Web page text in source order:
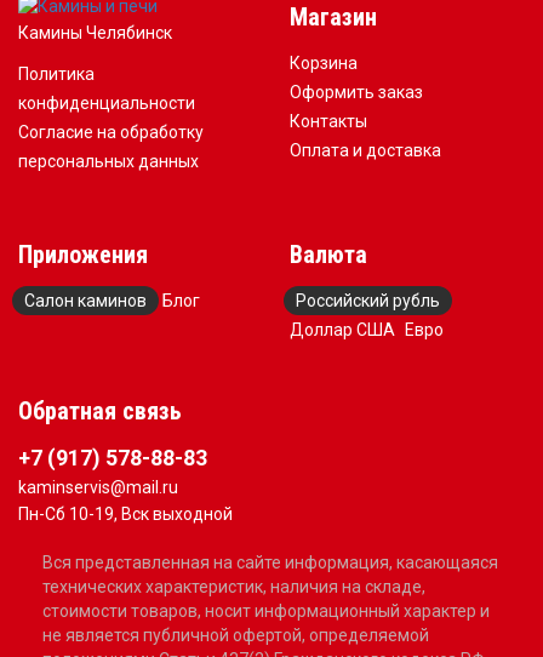
Камины Челябинск
Политика
конфиденциальности
Согласие на обработку
персональных данных
Магазин
Корзина
Оформить заказ
Контакты
Оплата и доставка
Приложения
Салон каминов Блог
Валюта
Российский рубль
Доллар США
Евро
Обратная связь
+7 (917) 578-88-83
kaminservis@mail.ru
Пн-Сб 10-19, Вск выходной
Вся представленная на сайте информация, касающаяся
технических характеристик, наличия на складе,
стоимости товаров, носит информационный характер и
не является публичной офертой, определяемой